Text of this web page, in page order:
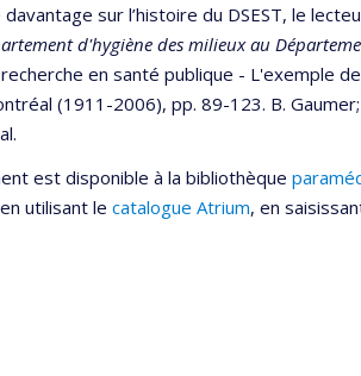
sur l’histoire du DSEST, le
d'hygiène des milieux au
en santé publique - L'exemple
(1911-2006), pp. 89-123. B.
est disponible à la bibliothèque
utilisant le catalogue Atrium, en